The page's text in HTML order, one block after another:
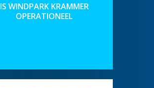
IS WINDPARK KRAMMER
OPERATIONEEL